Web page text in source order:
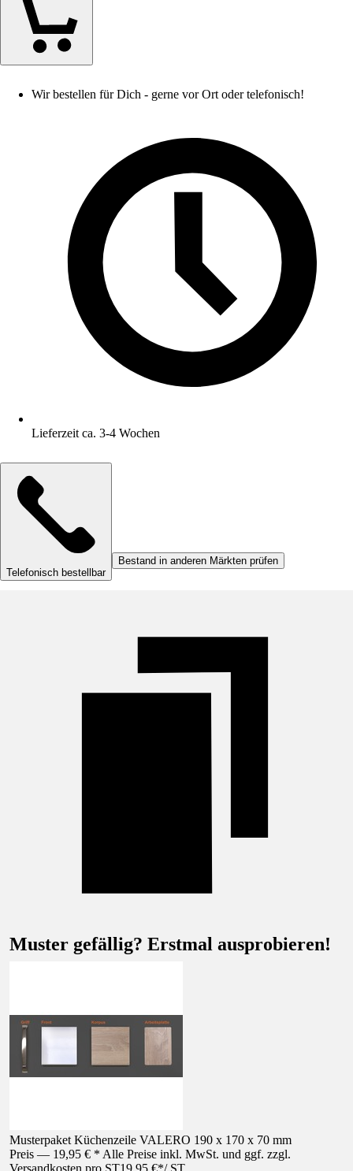
Wir bestellen für Dich - gerne vor Ort oder telefonisch!
Lieferzeit ca. 3-4 Wochen
Telefonisch bestellbar
Bestand in anderen Märkten prüfen
Muster gefällig? Erstmal ausprobieren!
Musterpaket Küchenzeile VALERO 190 x 170 x 70 mm
Preis — 19,95 € * Alle Preise inkl. MwSt. und ggf. zzgl.
Versandkosten pro ST19,95 €*/ ST